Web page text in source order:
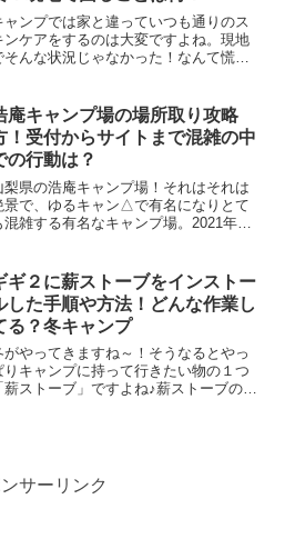
ャンプでは家と違っていつも通りのス
ンケアをするのは大変ですよね。現地
そんな状況じゃなかった！なんて慌て
庵キャンプ場の場所取り攻略
！受付からサイトまで混雑の中
の行動は？
梨県の浩庵キャンプ場！それはそれは
景で、ゆるキャン△で有名になりとて
混雑する有名なキャンプ場。2021年７
きはこれだった！予約することが出来
入場できるかは突撃し...
ギ２に薪ストーブをインストー
した手順や方法！どんな作業し
る？冬キャンプ
がやってきますね～！そうなるとやっ
りキャンプに持って行きたい物の１つ
薪ストーブ」ですよね♪薪ストーブの温
サーリンク